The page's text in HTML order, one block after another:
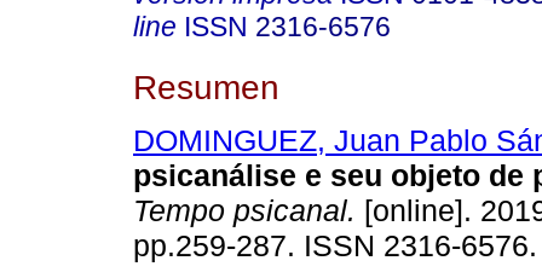
line ISSN 2316-6576
Resumen
DOMINGUEZ, Juan Pablo
psicanálise e seu objeto de
Tempo psicanal. [online].
pp.259-287. ISSN 2316-6576.